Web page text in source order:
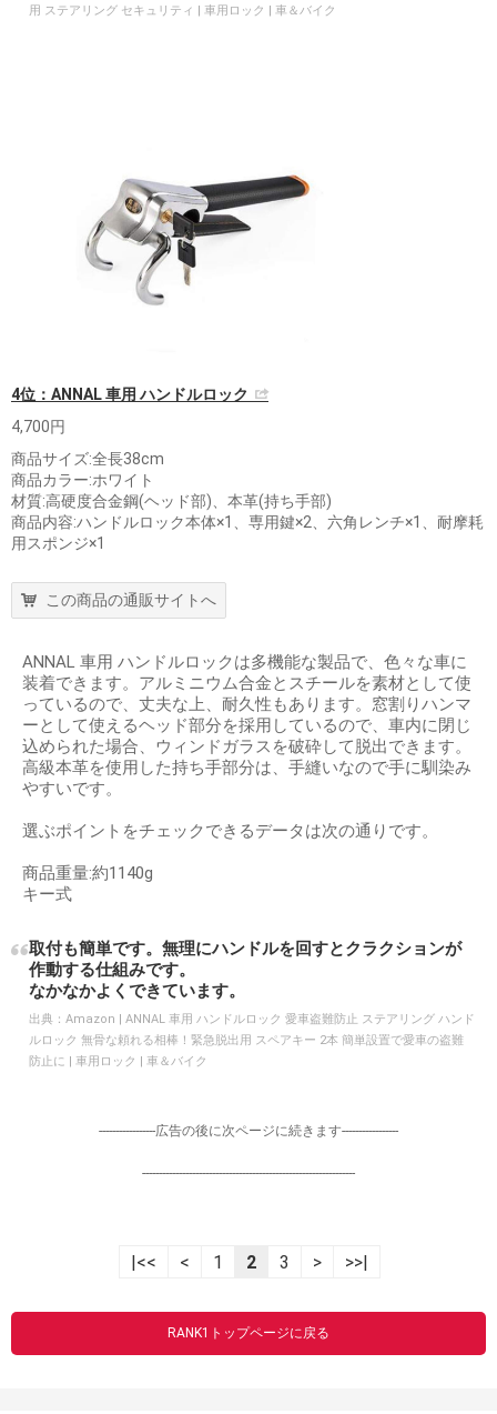
用 ステアリング セキュリティ | 車用ロック | 車＆バイク
4位：ANNAL 車用 ハンドルロック
4,700円
商品サイズ:全長38cm
商品カラー:ホワイト
材質:高硬度合金鋼(ヘッド部)、本革(持ち手部)
商品内容:ハンドルロック本体×1、専用鍵×2、六角レンチ×1、耐摩耗
用スポンジ×1
この商品の通販サイトへ
ANNAL 車用 ハンドルロックは多機能な製品で、色々な車に
装着できます。アルミニウム合金とスチールを素材として使
っているので、丈夫な上、耐久性もあります。窓割りハンマ
ーとして使えるヘッド部分を採用しているので、車内に閉じ
込められた場合、ウィンドガラスを破砕して脱出できます。
高級本革を使用した持ち手部分は、手縫いなので手に馴染み
やすいです。
選ぶポイントをチェックできるデータは次の通りです。
商品重量:約1140g
キー式
取付も簡単です。無理にハンドルを回すとクラクションが
作動する仕組みです。
なかなかよくできています。
出典： Amazon | ANNAL 車用 ハンドルロック 愛車盗難防止 ステアリング ハンド
ルロック 無骨な頼れる相棒！緊急脱出用 スペアキー 2本 簡単設置で愛車の盗難
防止に | 車用ロック | 車＆バイク
-----------------広告の後に次ページに続きます-----------------
----------------------------------------------------------------
|<< < 1 2 3 > >>|
RANK1トップページに戻る